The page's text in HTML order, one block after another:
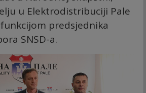
u Elektrodistribuciji Pale
predsjednika
SNSD-a.